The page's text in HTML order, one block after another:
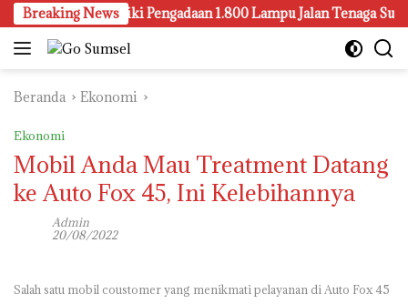
Langsung
ke
konten
Breaking News
Juga Selidiki Pengadaan 1.800 Lampu Jalan Tenaga Surya
Beranda Ekonomi
Ekonomi
Mobil Anda Mau Treatment Datang
ke Auto Fox 45, Ini Kelebihannya
Admin
20/08/2022
Salah satu mobil coustomer yang menikmati pelayanan di Auto Fox 45